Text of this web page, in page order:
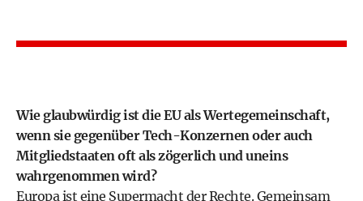
Wie glaubwürdig ist die EU als Wertegemeinschaft,
wenn sie gegenüber Tech-Konzernen oder auch
Mitgliedstaaten oft als zögerlich und uneins
wahrgenommen wird?
Europa ist eine Supermacht der Rechte. Gemeinsam